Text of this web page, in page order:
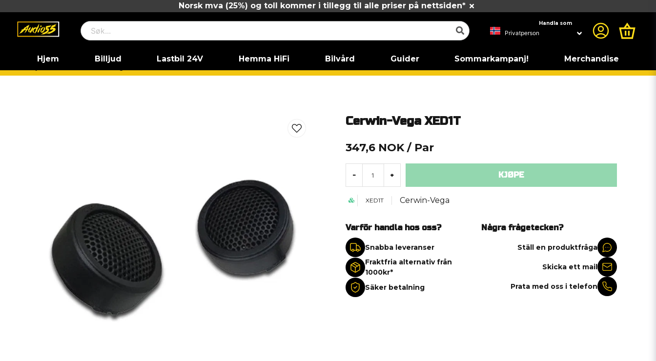
Norsk mva (25%) og toll kommer i tillegg til alle priser på nettsiden*
Handla som
Hjem Billjud Lastbil 24V Hemma HiFi Bilvård Guider Sommarkampanj! Merchandise
Cerwin-Vega XED1T
347,6 NOK / Par
- + KJØPE
XED1T Cerwin-Vega
Varför handla hos oss?
Snabba leveranser
Fraktfria alternativ från
1000kr*
Säker betalning
Några frågetecken?
Ställ en produktfråga
Skicka ett mail
Prata med oss i telefon